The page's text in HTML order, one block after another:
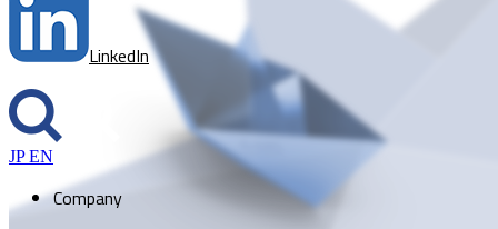
LinkedIn
JP EN
Company